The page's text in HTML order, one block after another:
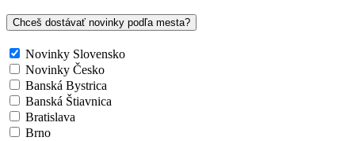
Chceš dostávať novinky podľa mesta?
Novinky Slovensko
Novinky Česko
Banská Bystrica
Banská Štiavnica
Bratislava
Brno